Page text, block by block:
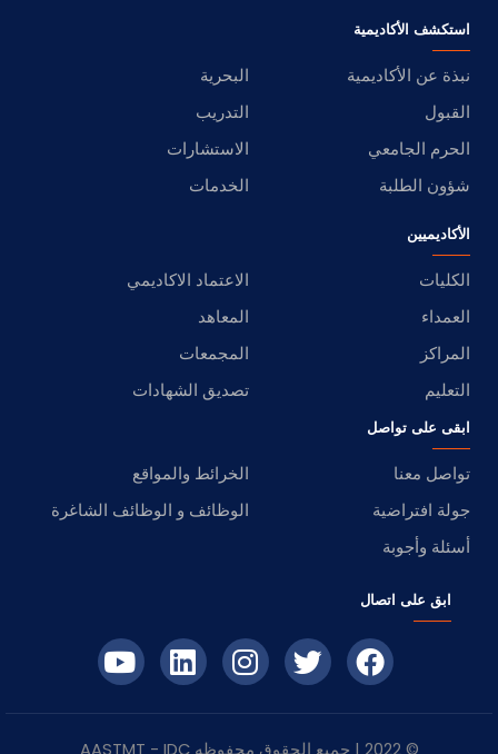
استكشف الأكاديمية
نبذة عن الأكاديمية
البحرية
القبول
التدريب
الحرم الجامعي
الاستشارات
شؤون الطلبة
الخدمات
الأكاديميين
الكليات
الاعتماد الاكاديمي
العمداء
المعاهد
المراكز
المجمعات
التعليم
تصديق الشهادات
ابقى على تواصل
تواصل معنا
الخرائط والمواقع
جولة افتراضية
الوظائف و الوظائف الشاغرة
أسئلة وأجوبة
ابق على اتصال
© 2022 | جميع الحقوق محفوظه IDC
- AASTMT